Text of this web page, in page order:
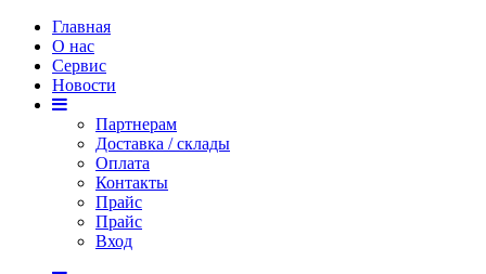
Главная
О нас
Сервис
Новости
Партнерам
Доставка / склады
Оплата
Контакты
Прайс
Прaйс
Вход